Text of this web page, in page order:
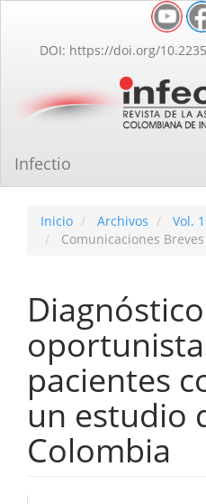
Contenido
principal
lateral
DOI: https://doi.org/
Infectio
Inicio Archivos
Vol.
Comunicaciones Breves
pacientes
un estudio
Colombia